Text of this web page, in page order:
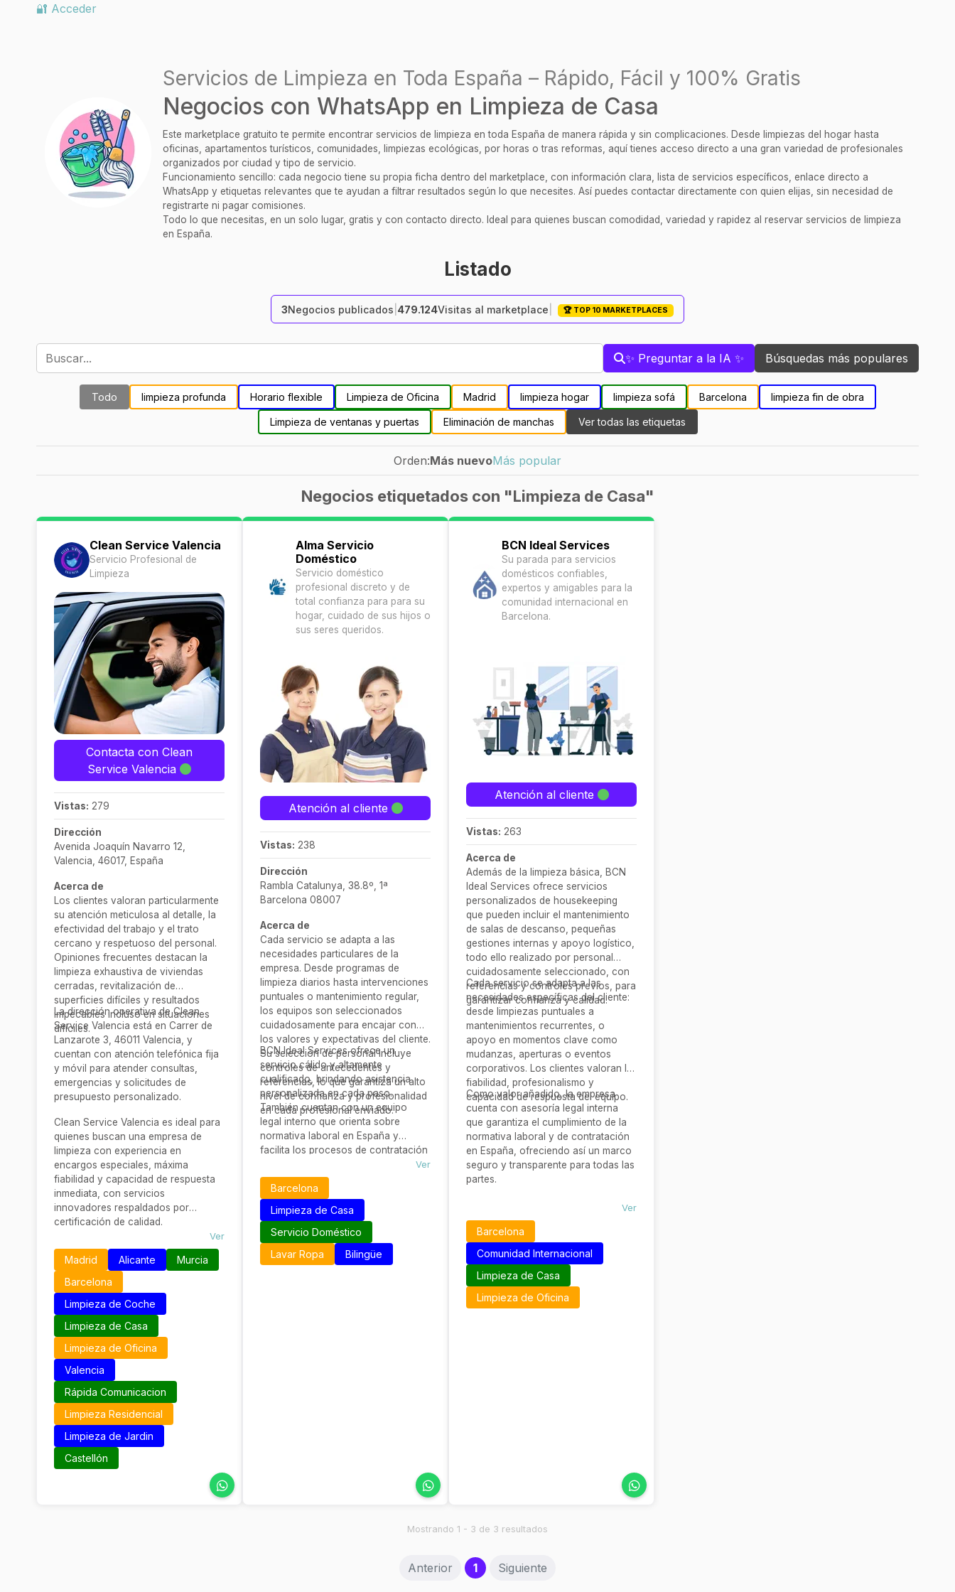
🔐 Acceder
Servicios de Limpieza en Toda España – Rápido, Fácil y 100% Gratis
Negocios con WhatsApp en Limpieza de Casa
Este marketplace gratuito te permite encontrar servicios de limpieza en toda España de manera rápida y sin complicaciones. Desde limpiezas del hogar hasta
oficinas, apartamentos turísticos, comunidades, limpiezas ecológicas, por horas o tras reformas, aquí tienes acceso directo a una gran variedad de profesionales
organizados por ciudad y tipo de servicio.
Funcionamiento sencillo: cada negocio tiene su propia ficha dentro del marketplace, con información clara, lista de servicios específicos, enlace directo a
WhatsApp y etiquetas relevantes que te ayudan a filtrar resultados según lo que necesites. Así puedes contactar directamente con quien elijas, sin necesidad de
registrarte ni pagar comisiones.
Todo lo que necesitas, en un solo lugar, gratis y con contacto directo. Ideal para quienes buscan comodidad, variedad y rapidez al reservar servicios de limpieza
en España.
Listado
3Negocios publicados 479.124Visitas al marketplace 🏆 TOP 10 MARKETPLACES
✨ Preguntar a la IA ✨ Búsquedas más populares
Todo limpieza profunda Horario flexible Limpieza de Oficina Madrid limpieza hogar limpieza sofá Barcelona limpieza fin de obra
Limpieza de ventanas y puertas Eliminación de manchas Ver todas las etiquetas
Orden:Más nuevoMás popular
Negocios etiquetados con "Limpieza de Casa"
Clean Service Valencia
Servicio Profesional de
Limpieza
Contacta con Clean
Service Valencia
Vistas: 279
Dirección
Avenida Joaquín Navarro 12,
Valencia, 46017, España
Acerca de
Los clientes valoran particularmente
su atención meticulosa al detalle, la
efectividad del trabajo y el trato
cercano y respetuoso del personal.
Opiniones frecuentes destacan la
limpieza exhaustiva de viviendas
cerradas, revitalización de
superficies difíciles y resultados
impecables incluso en situaciones
difíciles.
La dirección operativa de Clean
Service Valencia está en Carrer de
Lanzarote 3, 46011 Valencia, y
cuentan con atención telefónica fija
y móvil para atender consultas,
emergencias y solicitudes de
presupuesto personalizado.
Clean Service Valencia es ideal para
quienes buscan una empresa de
limpieza con experiencia en
encargos especiales, máxima
fiabilidad y capacidad de respuesta
inmediata, con servicios
innovadores respaldados por
certificación de calidad.
Ver
Madrid Alicante
Murcia
Barcelona
Limpieza de Coche
Limpieza de Casa
Limpieza de Oficina
Valencia
Rápida Comunicacion
Limpieza Residencial
Limpieza de Jardin
Castellón
Alma Servicio
Doméstico
Servicio doméstico
profesional discreto y de
total confianza para para su
hogar, cuidado de sus hijos o
sus seres queridos.
Atención al cliente
Vistas: 238
Dirección
Rambla Catalunya, 38.8º, 1ª
Barcelona 08007
Acerca de
Cada servicio se adapta a las
necesidades particulares de la
empresa. Desde programas de
limpieza diarios hasta intervenciones
puntuales o mantenimiento regular,
los equipos son seleccionados
cuidadosamente para encajar con
los valores y expectativas del cliente.
Su selección de personal incluye
controles de antecedentes y
referencias, lo que garantiza un alto
nivel de confianza y profesionalidad
en cada profesional enviado.
BCN Ideal Services ofrece un
servicio cálido y altamente
cualificado, brindando asistencia
personalizada en cada paso.
También cuentan con un equipo
legal interno que orienta sobre
normativa laboral en España y
facilita los procesos de contratación
adicional para las empresas que
contratan housekeeping o servicios
similares.
Ver
Barcelona
Limpieza de Casa
Servicio Doméstico
Lavar Ropa
Bilingüe
BCN Ideal Services
Su parada para servicios
domésticos confiables,
expertos y amigables para la
comunidad internacional en
Barcelona.
Atención al cliente
Vistas: 263
Acerca de
Además de la limpieza básica, BCN
Ideal Services ofrece servicios
personalizados de housekeeping
que pueden incluir el mantenimiento
de salas de descanso, pequeñas
gestiones internas y apoyo logístico,
todo ello realizado por personal
cuidadosamente seleccionado, con
referencias y controles previos, para
garantizar confianza y calidad.
Cada servicio se adapta a las
necesidades específicas del cliente:
desde limpiezas puntuales a
mantenimientos recurrentes, o
apoyo en momentos clave como
mudanzas, aperturas o eventos
corporativos. Los clientes valoran la
fiabilidad, profesionalismo y
capacidad de respuesta del equipo.
Como valor añadido, la empresa
cuenta con asesoría legal interna
que garantiza el cumplimiento de la
normativa laboral y de contratación
en España, ofreciendo así un marco
seguro y transparente para todas las
partes.
Ver
Barcelona
Comunidad Internacional
Limpieza de Casa
Limpieza de Oficina
Mostrando 1 - 3 de 3 resultados
Anterior 1(current)
Siguiente